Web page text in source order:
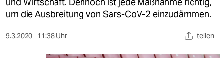
kultur
um die Ausbreitung von Sars-CoV-2 einzudämmen.
9.3.2020 11:38 Uhr teilen